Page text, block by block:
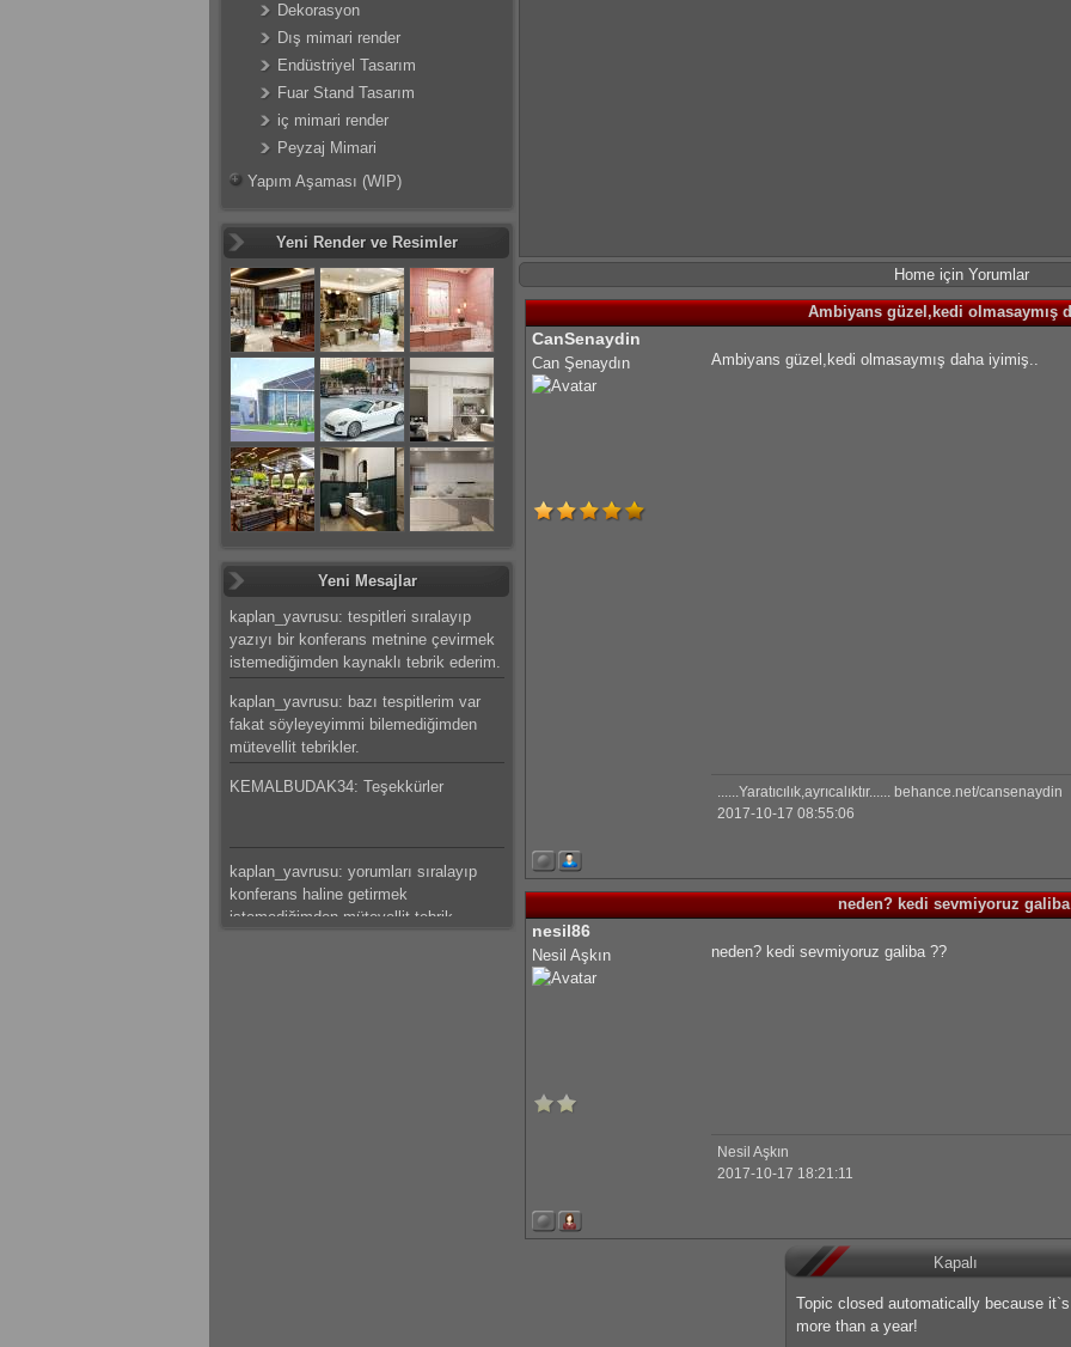
Home için Yorumlar
Ambiyans güzel,kedi olmasaymış
CanSenaydin
Can Şenaydın Ambiyans güzel,kedi olmasaymış daha iyimiş..
......Yaratıcılık,ayrıcalıktır...... behance.net/cansenaydin
2017-10-17 08:55:06
neden? kedi sevmiyoruz galiba
nesil86
Nesil Aşkın neden? kedi sevmiyoruz galiba ??
Nesil Aşkın
2017-10-17 18:21:11
Kapalı
Topic closed automatically because
more than a year!
Dekorasyon
Dış mimari render
Endüstriyel Tasarım
Fuar Stand Tasarım
iç mimari render
Peyzaj Mimari
Yapım Aşaması (WIP)
Yeni Render ve Resimler
Yeni Mesajlar
kaplan_yavrusu: tespitleri sıralayıp
yazıyı bir konferans metnine çevirmek
istemediğimden kaynaklı tebrik ederim.
kaplan_yavrusu: bazı tespitlerim var
fakat söyleyeyimmi bilemediğimden
mütevellit tebrikler.
KEMALBUDAK34: Teşekkürler
kaplan_yavrusu: yorumları sıralayıp
konferans haline getirmek
istemediğimden mütevellit tebrik